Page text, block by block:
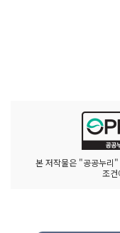
본 저작물은 "공공누리"
조건